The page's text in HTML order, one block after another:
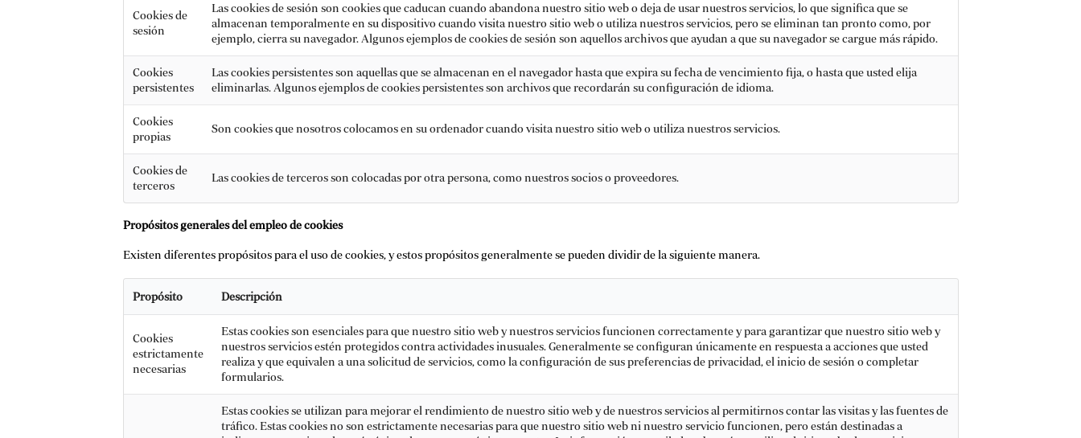
Cookies de
sesión
Las cookies de sesión son cookies que caducan cuando abandona nuestro sitio web o deja de usar nuestros servicios, lo que significa que se
almacenan temporalmente en su dispositivo cuando visita nuestro sitio web o utiliza nuestros servicios, pero se eliminan tan pronto como, por
ejemplo, cierra su navegador. Algunos ejemplos de cookies de sesión son aquellos archivos que ayudan a que su navegador se cargue más rápido.
Cookies
persistentes
Las cookies persistentes son aquellas que se almacenan en el navegador hasta que expira su fecha de vencimiento fija, o hasta que usted elija
eliminarlas. Algunos ejemplos de cookies persistentes son archivos que recordarán su configuración de idioma.
Cookies
propias
Son cookies que nosotros colocamos en su ordenador cuando visita nuestro sitio web o utiliza nuestros servicios.
Cookies de
terceros
Las cookies de terceros son colocadas por otra persona, como nuestros socios o proveedores.
Propósitos generales del empleo de cookies
Existen diferentes propósitos para el uso de cookies, y estos propósitos generalmente se pueden dividir de la siguiente manera.
Propósito Descripción
Cookies
estrictamente
necesarias
Estas cookies son esenciales para que nuestro sitio web y nuestros servicios funcionen correctamente y para garantizar que nuestro sitio web y
nuestros servicios estén protegidos contra actividades inusuales. Generalmente se configuran únicamente en respuesta a acciones que usted
realiza y que equivalen a una solicitud de servicios, como la configuración de sus preferencias de privacidad, el inicio de sesión o completar
formularios.
Estas cookies se utilizan para mejorar el rendimiento de nuestro sitio web y de nuestros servicios al permitirnos contar las visitas y las fuentes de
tráfico. Estas cookies no son estrictamente necesarias para que nuestro sitio web ni nuestro servicio funcionen, pero están destinadas a